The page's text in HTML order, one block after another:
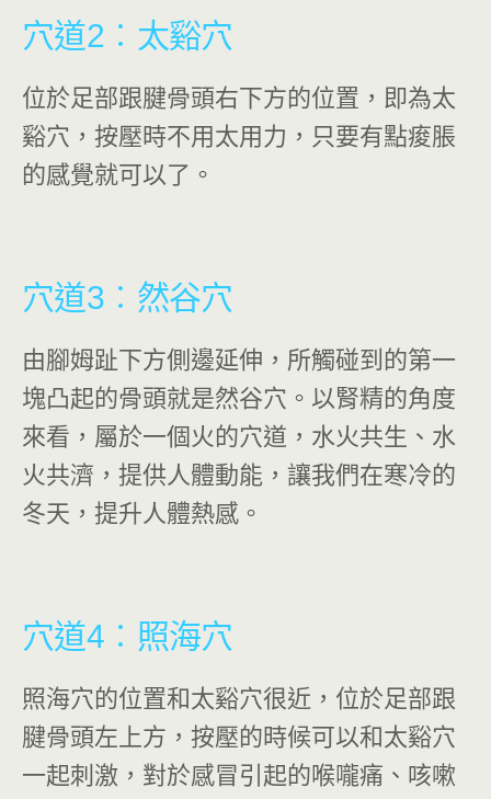
穴道2 ︰太谿穴
位於足部跟腱骨頭右下方的位置，即為太
谿穴，按壓時不用太用力，只要有點痠脹
的感覺就可以了。
穴道3 ︰然谷穴
由腳姆趾下方側邊延伸，所觸碰到的第一
塊凸起的骨頭就是然谷穴。以腎精的角度
來看，屬於一個火的穴道，水火共生、水
火共濟，提供人體動能，讓我們在寒冷的
冬天，提升人體熱感。
穴道4 ︰照海穴
照海穴的位置和太谿穴很近，位於足部跟
腱骨頭左上方，按壓的時候可以和太谿穴
一起刺激，對於感冒引起的喉嚨痛、咳嗽